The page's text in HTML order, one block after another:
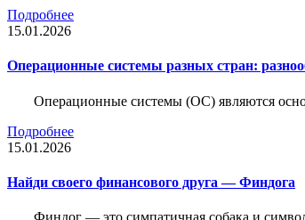
Подробнее
15.01.2026
Операционные системы разных стран:
Операционные системы (ОС) являются
Подробнее
15.01.2026
Найди своего финансового друга — Финдога
Финдог — это симпатичная собака и